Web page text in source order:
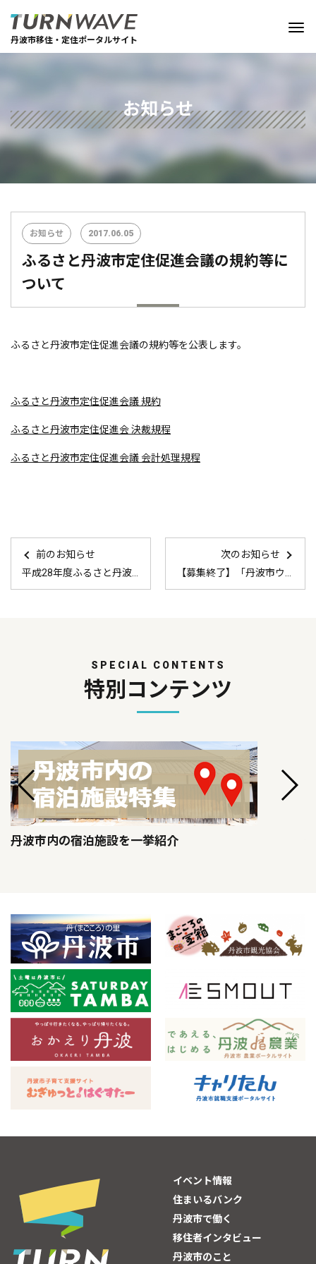
丹波市移住・定住ポータルサイト
お知らせ
お知らせ 2017.06.05
ふるさと丹波市定住促進会議の規約等に
ついて
ふるさと丹波市定住促進会議の規約等を公表します。
ふるさと丹波市定住促進会議 規約
ふるさと丹波市定住促進会 決裁規程
ふるさと丹波市定住促進会議 会計処理規程
前のお知らせ
次のお知らせ
SPECIAL CONTENTS
特別コンテンツ
丹波市内の宿泊施設を一挙紹介
イベント情報
住まいるバンク
丹波市で働く
移住者インタビュー
丹波市のこと